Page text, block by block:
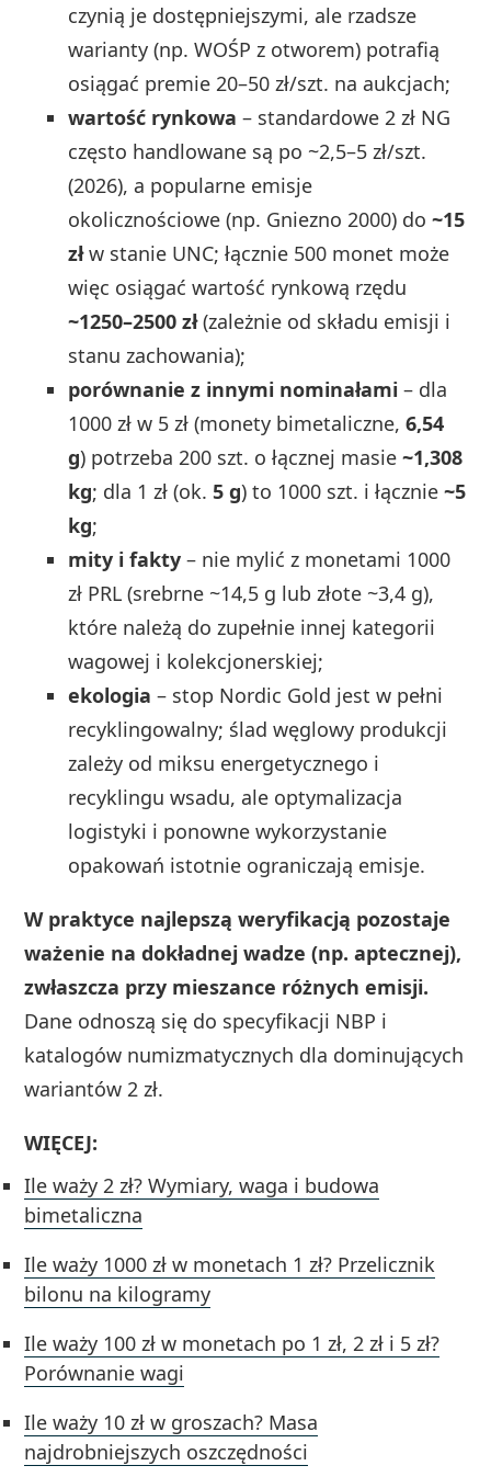
czynią je dostępniejszymi, ale rzadsze
warianty (np. WOŚP z otworem) potrafią
osiągać premie 20–50 zł/szt. na aukcjach;
wartość rynkowa – standardowe 2 zł NG
często handlowane są po ~2,5–5 zł/szt.
(2026), a popularne emisje
okolicznościowe (np. Gniezno 2000) do~15
złw stanie UNC; łącznie 500 monet może
więc osiągać wartość rynkową rzędu
~1250–2500 zł(zależnie od składu emisji i
stanu zachowania);
porównanie z innymi nominałami – dla
1000 zł w 5 zł (monety bimetaliczne,6,54
g) potrzeba 200 szt. o łącznej masie~1,308
kg; dla 1 zł (ok.5 g) to 1000 szt. i łącznie~5
kg;
mity i fakty – nie mylić z monetami 1000
zł PRL (srebrne ~14,5 g lub złote ~3,4 g),
które należą do zupełnie innej kategorii
wagowej i kolekcjonerskiej;
ekologia – stop Nordic Gold jest w pełni
recyklingowalny; ślad węglowy produkcji
zależy od miksu energetycznego i
recyklingu wsadu, ale optymalizacja
logistyki i ponowne wykorzystanie
opakowań istotnie ograniczają emisje.
W praktyce najlepszą weryfikacją pozostaje
ważenie na dokładnej wadze (np. aptecznej),
zwłaszcza przy mieszance różnych emisji.
Dane odnoszą się do specyfikacji NBP i
katalogów numizmatycznych dla dominujących
wariantów 2 zł.
WIĘCEJ:
Ile waży 2 zł? Wymiary, waga i budowa
bimetaliczna
Ile waży 1000 zł w monetach 1 zł? Przelicznik
bilonu na kilogramy
Ile waży 100 zł w monetach po 1 zł, 2 zł i 5 zł?
Porównanie wagi
Ile waży 10 zł w groszach? Masa
najdrobniejszych oszczędności